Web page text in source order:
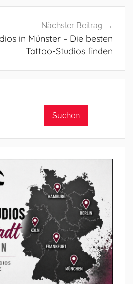
Nächster Beitrag
in Münster – Die besten
Tattoo-Studios finden
Suchen